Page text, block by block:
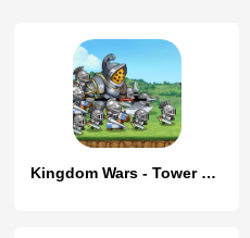
Kingdom Wars - Tower Defense